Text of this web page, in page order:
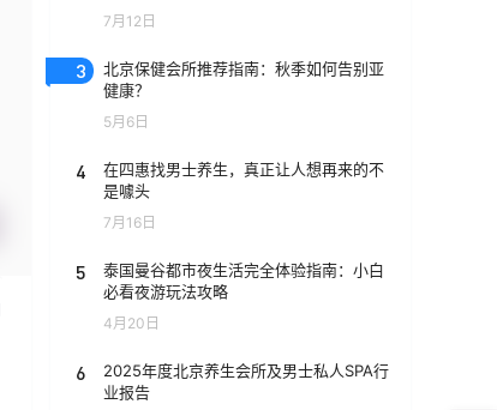
7月12日
3
北京保健会所推荐指南：秋季如何告别亚
健康？
5月6日
4
在四惠找男士养生，真正让人想再来的不
是噱头
7月16日
5
泰国曼谷都市夜生活完全体验指南：小白
必看夜游玩法攻略
4月20日
6
2025年度北京养生会所及男士私人SPA行
业报告